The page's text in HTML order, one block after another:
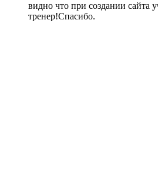
видно что при создании сайта
тренер!Спасибо.